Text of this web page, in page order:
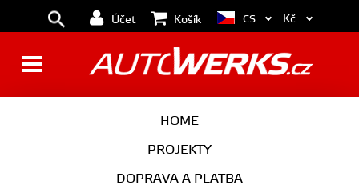
Účet Košík
HOME
PROJEKTY
DOPRAVA A PLATBA
CS Kč
PODVOZEK
VÝFUK